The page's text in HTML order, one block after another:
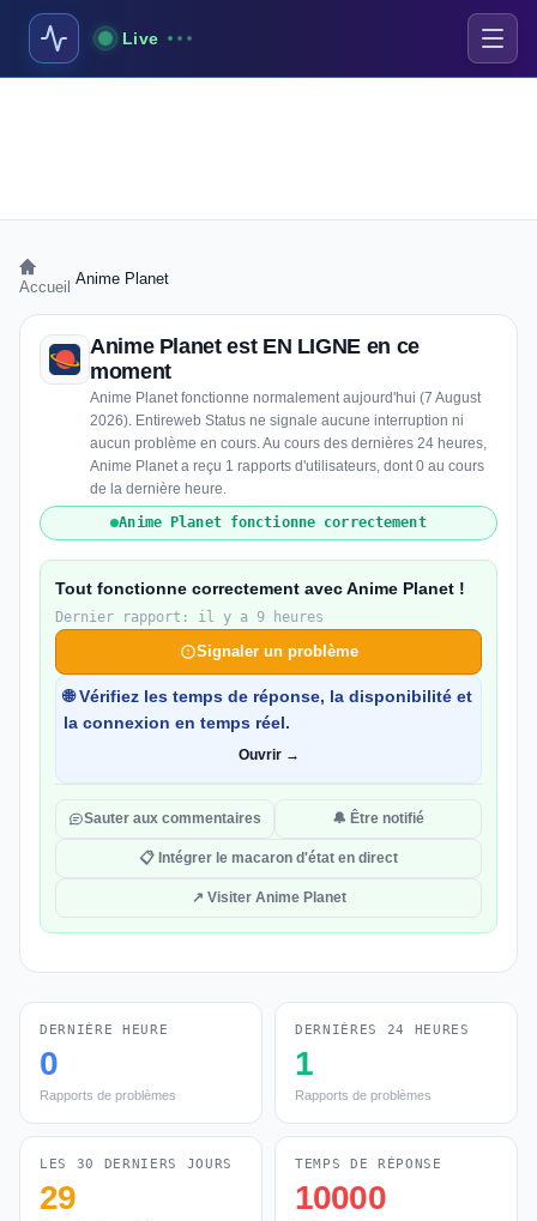
Live
Accueil Anime Planet
Anime Planet est EN LIGNE en ce
moment
Anime Planet fonctionne normalement aujourd'hui (7 August
2026). Entireweb Status ne signale aucune interruption ni
aucun problème en cours. Au cours des dernières 24 heures,
Anime Planet a reçu 1 rapports d'utilisateurs, dont 0 au cours
de la dernière heure.
Anime Planet fonctionne correctement
Tout fonctionne correctement avec Anime Planet !
Dernier rapport: il y a 9 heures
Signaler un problème
🌐 Vérifiez les temps de réponse, la disponibilité et
la connexion en temps réel.
Ouvrir →
Sauter aux commentaires 🔔 Être notifié
📋 Intégrer le macaron d'état en direct
↗ Visiter Anime Planet
DERNIÈRE HEURE
0
Rapports de problèmes
DERNIÈRES 24 HEURES
1
Rapports de problèmes
LES 30 DERNIERS JOURS
29
TEMPS DE RÉPONSE
10000